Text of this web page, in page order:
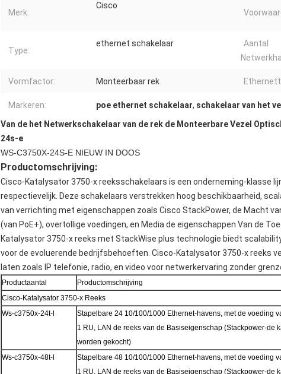
Merk:
Cisco
Type:
ethernet schakelaar
Aantal
Vormfactor: Monteerbaar rek
Markeren: poe ethernet schakelaar, schakelaar van het
Van de het Netwerkschakelaar van de rek de Monteerbare Vezel
24s-e
WS-C3750X-24S-E NIEUW IN DOOS
Productomschrijving:
Cisco-Katalysator 3750-x reeksschakelaars is een onderneming-klasse
respectievelijk. Deze schakelaars verstrekken hoog beschikbaarheid,
van verrichting met eigenschappen zoals Cisco StackPower, de Macht
(van PoE+), overtollige voedingen, en Media de eigenschappen Van de
Katalysator 3750-x reeks met StackWise plus technologie biedt
voor de evoluerende bedrijfsbehoeften. Cisco-Katalysator 3750-x reeks
laten zoals IP telefonie, radio, en video voor netwerkervaring zonder
Productaantal
Productomschrijving
Cisco-Katalysator 3750-x Reeks
Ws-c3750x-24t-l
Stapelbare 24 10/100/1000 Ethernet-havens, met de voeding
1 RU, LAN de reeks van de Basiseigenschap (Stackpower-de
worden gekocht)
Ws-c3750x-48t-l
Stapelbare 48 10/100/1000 Ethernet-havens, met de voeding
1 RU, LAN de reeks van de Basiseigenschap (Stackpower-de